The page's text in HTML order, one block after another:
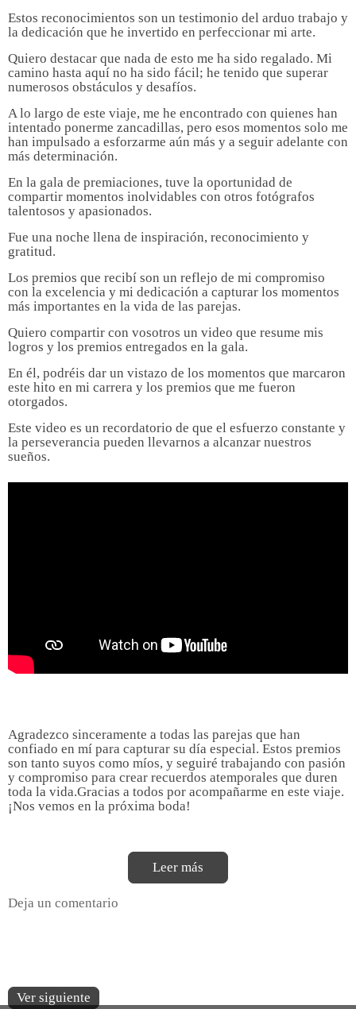
Estos reconocimientos son un testimonio del arduo trabajo y
la dedicación que he invertido en perfeccionar mi arte.
Quiero destacar que nada de esto me ha sido regalado. Mi
camino hasta aquí no ha sido fácil; he tenido que superar
numerosos obstáculos y desafíos.
A lo largo de este viaje, me he encontrado con quienes han
intentado ponerme zancadillas, pero esos momentos solo me
han impulsado a esforzarme aún más y a seguir adelante con
más determinación.
En la gala de premiaciones, tuve la oportunidad de
compartir momentos inolvidables con otros fotógrafos
talentosos y apasionados.
Fue una noche llena de inspiración, reconocimiento y
gratitud.
Los premios que recibí son un reflejo de mi compromiso
con la excelencia y mi dedicación a capturar los momentos
más importantes en la vida de las parejas.
Quiero compartir con vosotros un video que resume mis
logros y los premios entregados en la gala.
En él, podréis dar un vistazo de los momentos que marcaron
este hito en mi carrera y los premios que me fueron
otorgados.
Este video es un recordatorio de que el esfuerzo constante y
la perseverancia pueden llevarnos a alcanzar nuestros
sueños.
Agradezco sinceramente a todas las parejas que han
confiado en mí para capturar su día especial. Estos premios
son tanto suyos como míos, y seguiré trabajando con pasión
y compromiso para crear recuerdos atemporales que duren
toda la vida.Gracias a todos por acompañarme en este viaje.
¡Nos vemos en la próxima boda!
Leer más
Deja un comentario
Ver siguiente